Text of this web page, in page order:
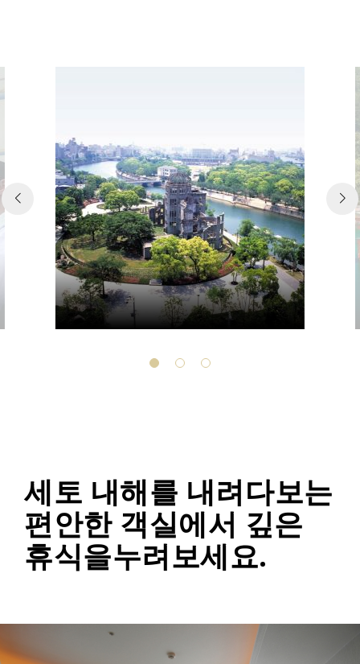
세토 내해를 내려다보는
편안한 객실에서 깊은
휴식을누려보세요.